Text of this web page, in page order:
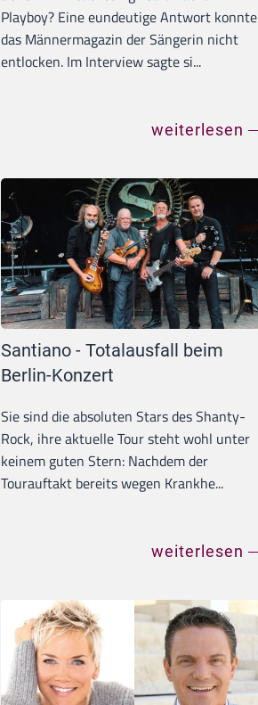
Playboy? Eine eundeutige Antwort konnte
das Männermagazin der Sängerin nicht
entlocken. Im Interview sagte si...
weiterlesen
Santiano - Totalausfall beim
Berlin-Konzert
Sie sind die absoluten Stars des Shanty-
Rock, ihre aktuelle Tour steht wohl unter
keinem guten Stern: Nachdem der
Tourauftakt bereits wegen Krankhe...
weiterlesen